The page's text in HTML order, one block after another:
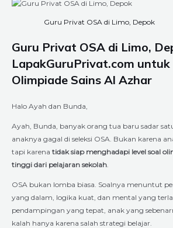
Guru Privat OSA di Limo, Depok
Guru Privat OSA di Limo,
LapakGuruPrivat.com untuk
Olimpiade Sains Al Azhar
Halo Ayah dan Bunda,
Ayah, Bunda, banyak orang tua baru sadar
anaknya gagal di seleksi OSA. Bukan karena
tapi karena tidak siap menghadapi level soal
tinggi dari pelajaran sekolah
OSA bukan lomba biasa. Soalnya menuntut
yang dalam, logika kuat, dan mental yang
pendampingan yang tepat, anak yang
kalah hanya karena salah strategi belajar.